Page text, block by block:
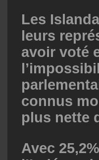
Les
leurs
avoir voté
connus
plus nette
Avec